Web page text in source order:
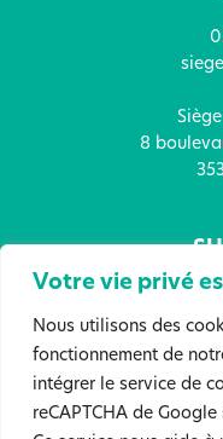
Votre vie privé
Nous utilisons des
fonctionnement de
intégrer le service de
reCAPTCHA de
8